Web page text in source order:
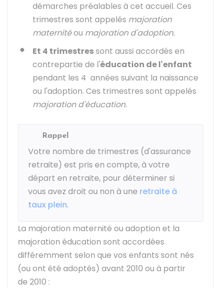
démarches préalables à cet accueil. Ces
trimestres sont appelés majoration
maternitéou majoration d'adoption.
Et 4 trimestressont aussi accordés en
contrepartie de l'éducation de l'enfant
pendant les 4 années suivant la naissance
ou l'adoption. Ces trimestres sont appelés
majoration d'éducation.
Rappel
Votre nombre de trimestres (d'assurance
retraite) est pris en compte, à votre
départ en retraite, pour déterminer si
vous avez droit ou non à une retraite à
taux plein.
La majoration maternité ou adoption et la
majoration éducation sont accordées
différemment selon que vos enfants sont nés
(ou ont été adoptés) avant 2010 ou à partir
de 2010 :